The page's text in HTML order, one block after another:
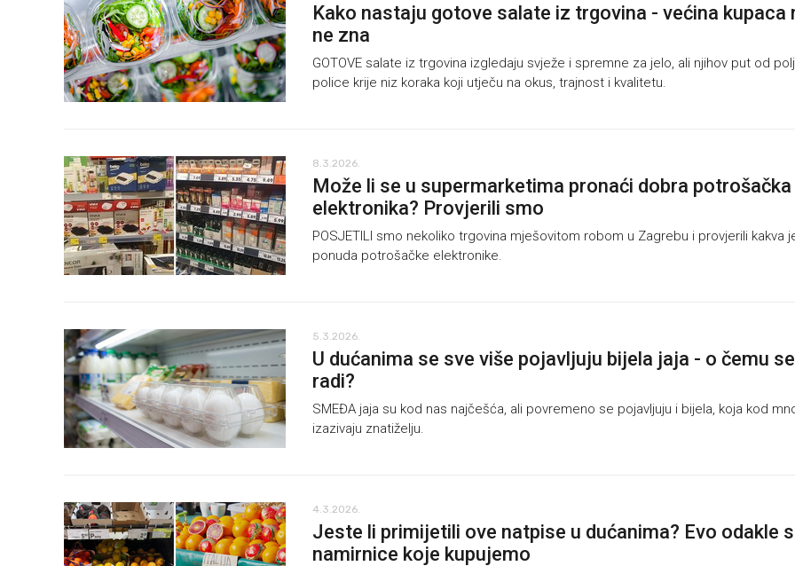
Kako nastaju gotove salate iz trgovina - većina kupaca
ne zna
GOTOVE salate iz trgovina izgledaju svježe i spremne za jelo, ali njihov put od
police krije niz koraka koji utječu na okus, trajnost i kvalitetu.
8.3.2026.
Može li se u supermarketima pronaći dobra potrošačka
elektronika? Provjerili smo
POSJETILI smo nekoliko trgovina mješovitom robom u Zagrebu i provjerili kakva
ponuda potrošačke elektronike.
5.3.2026.
U dućanima se sve više pojavljuju bijela jaja - o čemu
radi?
SMEĐA jaja su kod nas najčešća, ali povremeno se pojavljuju i bijela, koja kod
izazivaju znatiželju.
4.3.2026.
Jeste li primijetili ove natpise u dućanima? Evo odakle
namirnice koje kupujemo